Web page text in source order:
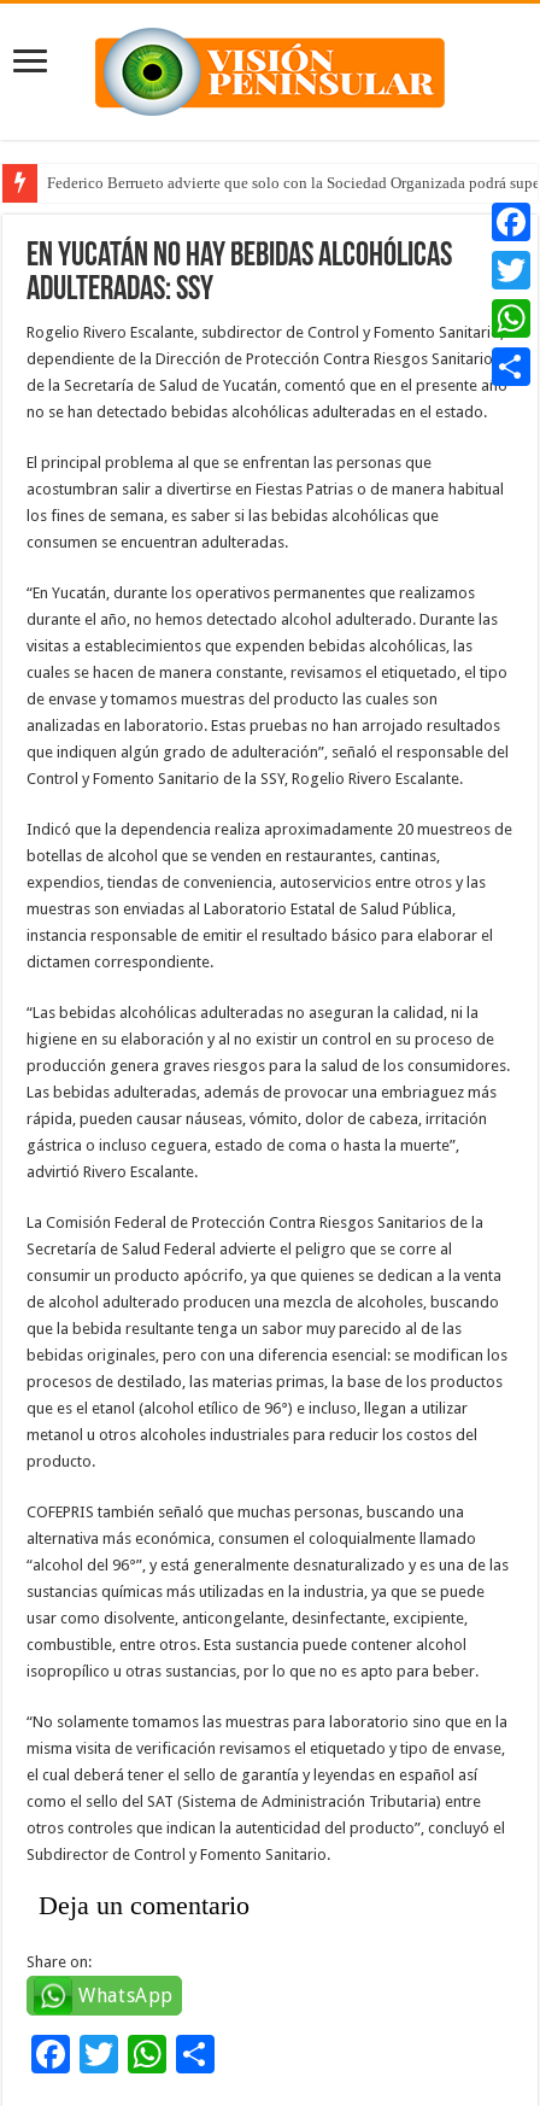
Federico Berrueto advierte que solo con la Sociedad Organizada podrá
En Yucatán no hay bebidas alcohólicas
adulteradas: SSY
Rogelio Rivero Escalante, subdirector de Control y Fomento Sanitario,
dependiente de la Dirección de Protección Contra Riesgos Sanitarios
de la Secretaría de Salud de Yucatán, comentó que en el presente año
no se han detectado bebidas alcohólicas adulteradas en el estado.
El principal problema al que se enfrentan las personas que
acostumbran salir a divertirse en Fiestas Patrias o de manera habitual
los fines de semana, es saber si las bebidas alcohólicas que
consumen se encuentran adulteradas.
“En Yucatán, durante los operativos permanentes que realizamos
durante el año, no hemos detectado alcohol adulterado. Durante las
visitas a establecimientos que expenden bebidas alcohólicas, las
cuales se hacen de manera constante, revisamos el etiquetado, el tipo
de envase y tomamos muestras del producto las cuales son
analizadas en laboratorio. Estas pruebas no han arrojado resultados
que indiquen algún grado de adulteración”, señaló el responsable del
Control y Fomento Sanitario de la SSY, Rogelio Rivero Escalante.
Indicó que la dependencia realiza aproximadamente 20 muestreos de
botellas de alcohol que se venden en restaurantes, cantinas,
expendios, tiendas de conveniencia, autoservicios entre otros y las
muestras son enviadas al Laboratorio Estatal de Salud Pública,
instancia responsable de emitir el resultado básico para elaborar el
dictamen correspondiente.
“Las bebidas alcohólicas adulteradas no aseguran la calidad, ni la
higiene en su elaboración y al no existir un control en su proceso de
producción genera graves riesgos para la salud de los consumidores.
Las bebidas adulteradas, además de provocar una embriaguez más
rápida, pueden causar náuseas, vómito, dolor de cabeza, irritación
gástrica o incluso ceguera, estado de coma o hasta la muerte”,
advirtió Rivero Escalante.
La Comisión Federal de Protección Contra Riesgos Sanitarios de la
Secretaría de Salud Federal advierte el peligro que se corre al
consumir un producto apócrifo, ya que quienes se dedican a la venta
de alcohol adulterado producen una mezcla de alcoholes, buscando
que la bebida resultante tenga un sabor muy parecido al de las
bebidas originales, pero con una diferencia esencial: se modifican los
procesos de destilado, las materias primas, la base de los productos
que es el etanol (alcohol etílico de 96°) e incluso, llegan a utilizar
metanol u otros alcoholes industriales para reducir los costos del
producto.
COFEPRIS también señaló que muchas personas, buscando una
alternativa más económica, consumen el coloquialmente llamado
“alcohol del 96°”, y está generalmente desnaturalizado y es una de las
sustancias químicas más utilizadas en la industria, ya que se puede
usar como disolvente, anticongelante, desinfectante, excipiente,
combustible, entre otros. Esta sustancia puede contener alcohol
isopropílico u otras sustancias, por lo que no es apto para beber.
“No solamente tomamos las muestras para laboratorio sino que en la
misma visita de verificación revisamos el etiquetado y tipo de envase,
el cual deberá tener el sello de garantía y leyendas en español así
como el sello del SAT (Sistema de Administración Tributaria) entre
otros controles que indican la autenticidad del producto”, concluyó el
Subdirector de Control y Fomento Sanitario.
Deja un comentario
Share on:
WhatsApp
F
T
W
Twitter